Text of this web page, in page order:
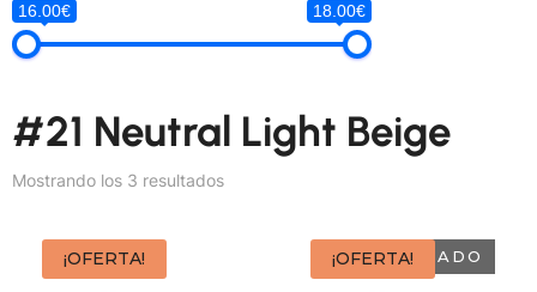
16.00€ 18.00€
#21 Neutral Light Beige
Mostrando los 3 resultados
¡OFERTA! ¡OFERTA!AGOTADO